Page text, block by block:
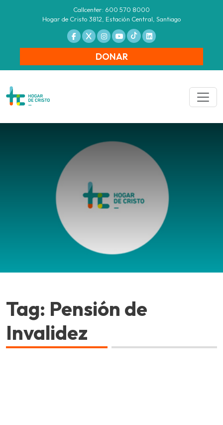
Callcenter: 600 570 8000
Hogar de Cristo 3812, Estación Central, Santiago
DONAR
Tag: Pensión de
Invalidez